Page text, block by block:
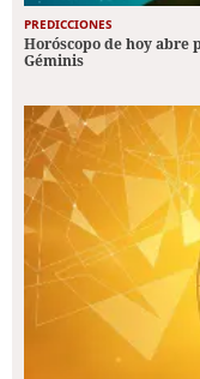
PREDICCIONES
Horóscopo de hoy abre
Géminis